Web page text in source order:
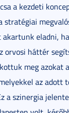
a kezdeti
stratégiai
eladni,
orvosi háttér
meg azokat a
az adott
a szinergia